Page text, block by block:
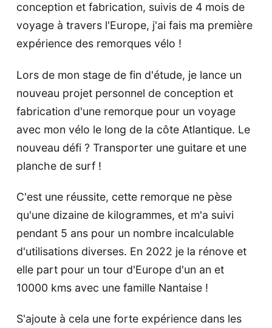
conception et fabrication, suivis de 4 mois de
voyage à travers l'Europe, j'ai fais ma première
expérience des remorques vélo !
Lors de mon stage de fin d'étude, je lance un
nouveau projet personnel de conception et
fabrication d'une remorque pour un voyage
avec mon vélo le long de la côte Atlantique. Le
nouveau défi ? Transporter une guitare et une
planche de surf !
C'est une réussite, cette remorque ne pèse
qu'une dizaine de kilogrammes, et m'a suivi
pendant 5 ans pour un nombre incalculable
d'utilisations diverses. En 2022 je la rénove et
elle part pour un tour d'Europe d'un an et
10000 kms avec une famille Nantaise !
S'ajoute à cela une forte expérience dans les